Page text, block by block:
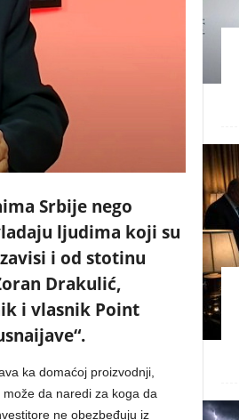
Srbije nego
ljudima koji su
i od stotinu
Drakulić,
i vlasnik Point
ka domaćoj proizvodnji,
da naredi za koga da
ne obezbeđuju iz